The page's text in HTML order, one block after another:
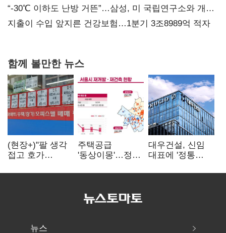
없어”
“-30℃ 이하도 난방 거뜬”…삼성, 미 국립연구소와 개발
협력
지출이 수입 앞지른 건강보험…1분기 3조8989억 적자
함께 볼만한 뉴스
(현장+)"팔 생각
접고 호가
똘똘한 한 채'
주택공급
'동상이몽'…정부
없으면 '공수표'
대우건설, 신임
대표에 '정통
부사장 내정
뉴스